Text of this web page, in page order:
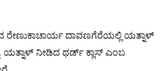
ರೇಣುಕಾಚಾರ್ಯ ದಾವಣಗೆರೆಯಲ್ಲಿ ಯತ್ನಾಳ್
ಯತ್ನಾಳ್ ನೀಡಿದ​​ ಥರ್ಡ್​ ಕ್ಲಾಸ್​ ಎಂಬ